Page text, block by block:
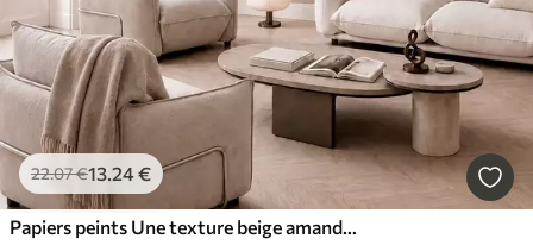
22.07€13.24€
Papiers peints Une texture beige amande chaleureuse aux dégradés naturels et doux